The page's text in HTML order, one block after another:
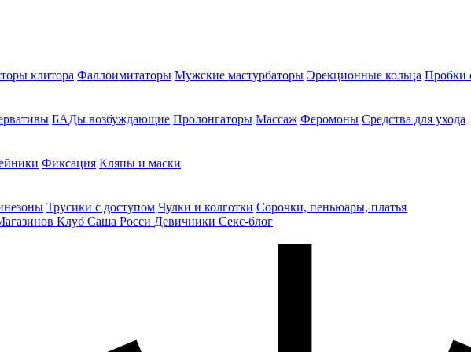
клитора Фаллоимитаторы Мужские мастурбаторы Эрекционные кольца Пробки
БАДы возбуждающие Пролонгаторы Массаж Феромоны Средства для ухода
Фиксация Кляпы и маски
Трусики с доступом Чулки и колготки Сорочки, пеньюары, платья
Клуб Саша Росси Девичники Секс-блог